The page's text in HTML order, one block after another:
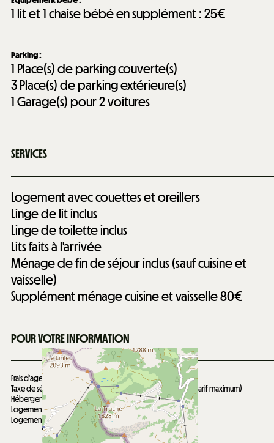
1 lit et 1 chaise bébé en supplément :25€
Parking:
1 Place(s) de parking couverte(s)
3Place(s) de parking extérieure(s)
1Garage(s) pour 2 voitures
SERVICES
Logement avec couettes et oreillers
Linge de lit inclus
Linge de toilette inclus
Lits faits à l'arrivée
Ménage de fin de séjour inclus (sauf cuisine et
vaisselle)
Supplément ménage cuisine et vaisselle80€
POUR VOTRE INFORMATION
Frais d'agence
65€
Taxe de séjour à régler sur place : 4.90€ /jour /pers +18 ans (tarif maximum)
Hébergement non classé
Logement non adapté aux PMR
Logement non fumeur